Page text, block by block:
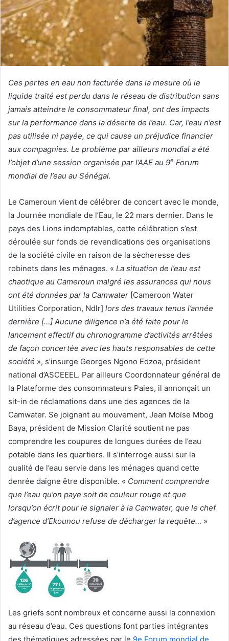
c
u
r
e
l
Ces pertes en eau non facturée dans la mesure où le
liquide traité est perdu dans le réseau de distribution sans
jamais atteindre le consommateur final, ont des impacts
sur la performance dans la déserte de l’eau. Car, l’eau n’est
pas utilisée ni payée, ce qui cause un préjudice financier
aux compagnies. Le problème par ailleurs mondial a été
l’objet d’une session organisée par l’AAE au 9e Forum
mondial de l’eau au Sénégal.
Le Cameroun vient de célébrer de concert avec le monde,
la Journée mondiale de l’Eau, le 22 mars dernier. Dans le
pays des Lions indomptables, cette célébration s’est
déroulée sur fonds de revendications des organisations
de la société civile en raison de la sècheresse des
robinets dans les ménages. « La situation de l’eau est
chaotique au Cameroun malgré les assurances qui nous
ont été données par la Camwater [Cameroon Water
Utilities Corporation, Ndlr] lors des travaux tenus l’année
dernière […] Aucune diligence n’a été faite pour le
lancement effectif du chronogramme d’activités arrêtées
de façon concertée avec les hauts responsables de cette
société », s’insurge Georges Ngono Edzoa, président
national d’ASCEEEL. Par ailleurs Coordonnateur général de
la Plateforme des consommateurs Paies, il annonçait un
sit-in de réclamations dans une des agences de la
Camwater. Se joignant au mouvement, Jean Moïse Mbog
Baya, président de Mission Clarité soutient ne pas
comprendre les coupures de longues durées de l’eau
potable dans les quartiers. Il s’interroge aussi sur la
qualité de l’eau servie dans les ménages quand cette
denrée daigne être disponible. « Comment comprendre
que l’eau qu’on paye soit de couleur rouge et que
lorsqu’on écrit pour le signaler à la Camwater, que le chef
d’agence d’Ekounou refuse de décharger la requête… »
Les griefs sont nombreux et concerne aussi la connexion
au réseau d’eau. Ces questions font parties intégrantes